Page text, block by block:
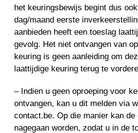
het keuringsbewijs begint dus
dag/maand eerste
aanbieden heeft een toeslag
gevolg. Het niet ontvangen van
keuring is geen aanleiding om
laattijdige keuring terug te
– Indien u geen oproeping voor
ontvangen, kan u dit melden via
contact.be. Op die manier kan de
nagegaan worden, zodat u in de